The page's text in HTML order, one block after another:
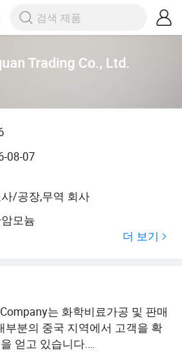
Trading Co., Ltd.
08-07
/공장,무역 회사
모늄
더 보기
는 화학비료가공 및 판매
부분의 중국 지역에서 고객을 확
얻고 있습니다.